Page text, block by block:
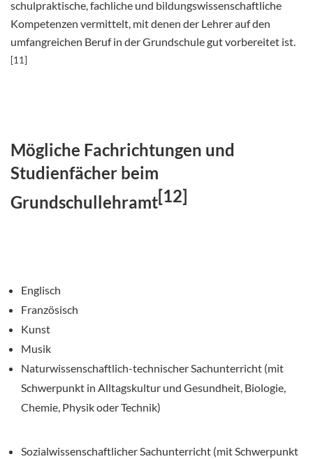
schulpraktische, fachliche und bildungswissenschaftliche
Kompetenzen vermittelt, mit denen der Lehrer auf den
umfangreichen Beruf in der Grundschule gut vorbereitet ist.
[11]
Mögliche Fachrichtungen und
Studienfächer beim
Grundschullehramt[12]
Englisch
Französisch
Kunst
Musik
Naturwissenschaftlich-technischer Sachunterricht (mit
Schwerpunkt in Alltagskultur und Gesundheit, Biologie,
Chemie, Physik oder Technik)
Sozialwissenschaftlicher Sachunterricht (mit Schwerpunkt